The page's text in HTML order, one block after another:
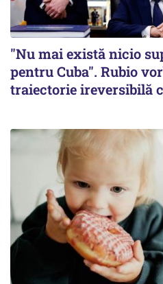
"Nu mai există nicio
pentru Cuba". Rubio
traiectorie ireversibilă